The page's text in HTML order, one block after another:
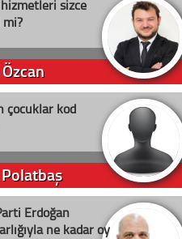
hizmetleri sizce
çocuklar kod
Erdoğan
ne kadar oy